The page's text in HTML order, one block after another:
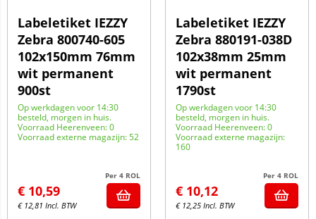
Labeletiket IEZZY
Zebra 800740-605
102x150mm 76mm
wit permanent
900st
Op werkdagen voor 14:30
besteld, morgen in huis.
Voorraad Heerenveen: 0
Voorraad externe magazijn: 52
Per 4 ROL
€ 10,59
€ 12,81 Incl. BTW
Labeletiket IEZZY
Zebra 880191-038D
102x38mm 25mm
wit permanent
1790st
Op werkdagen voor 14:30
besteld, morgen in huis.
Voorraad Heerenveen: 0
Voorraad externe magazijn:
160
Per 4 ROL
€ 10,12
€ 12,25 Incl. BTW